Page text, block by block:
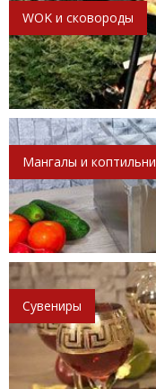
WOK и сковороды
Мангалы и коптильни
Сувениры